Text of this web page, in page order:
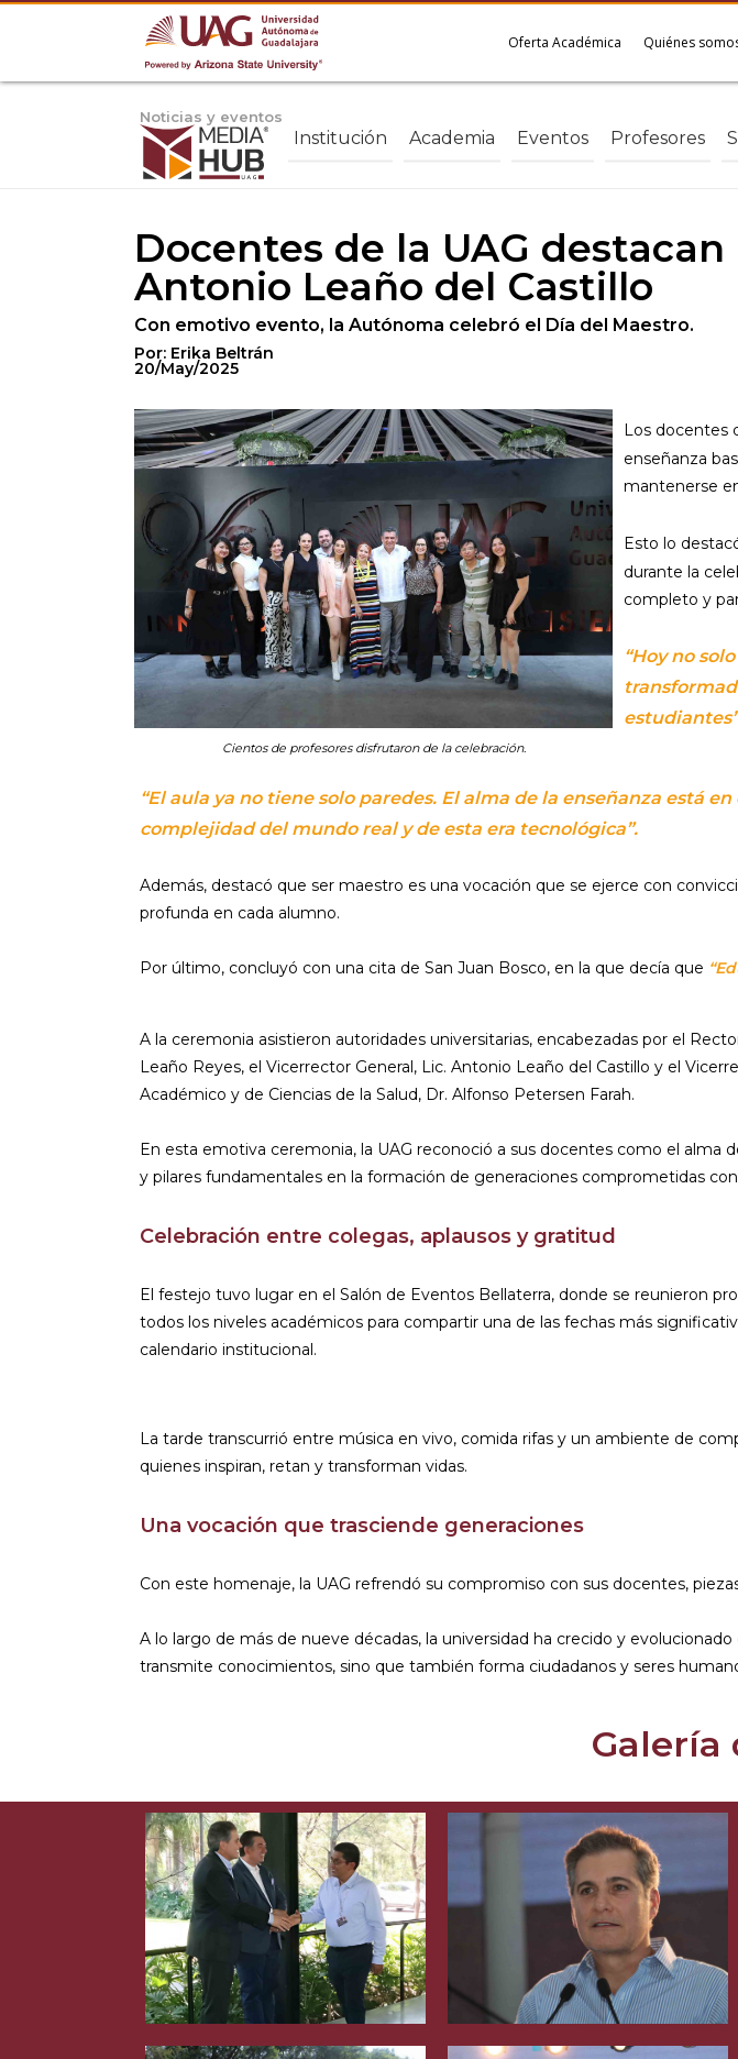
Oferta Académica Quiénes
Noticias y eventos
Institución Academia Eventos Profesores
Docentes de la UAG
Antonio Leaño del Castillo
Con emotivo evento, la Autónoma celebró el Día del Maestro.
Por: Erika Beltrán
20/May/2025
Cientos de profesores disfrutaron de la celebración.
Los docentes
enseñanza
mantenerse
Esto lo
durante la
completo y
“Hoy no
estudiantes”
“El aula ya no tiene solo paredes. El alma de la enseñanza está
complejidad del mundo real y de esta era tecnológica”.
Además, destacó que ser maestro es una vocación que se ejerce con
profunda en cada alumno.
Por último, concluyó con una cita de San Juan Bosco, en la que decía que
A la ceremonia asistieron autoridades universitarias, encabezadas por el
Leaño Reyes, el Vicerrector General, Lic. Antonio Leaño del Castillo y el
Académico y de Ciencias de la Salud, Dr. Alfonso Petersen Farah.
En esta emotiva ceremonia, la UAG reconoció a sus docentes como el alma
y pilares fundamentales en la formación de generaciones comprometidas con
Celebración entre colegas, aplausos y gratitud
El festejo tuvo lugar en el Salón de Eventos Bellaterra, donde se reunieron
todos los niveles académicos para compartir una de las fechas más
calendario institucional.
La tarde transcurrió entre música en vivo, comida rifas y un ambiente de
quienes inspiran, retan y transforman vidas.
Una vocación que trasciende generaciones
Con este homenaje, la UAG refrendó su compromiso con sus docentes,
A lo largo de más de nueve décadas, la universidad ha crecido y
transmite conocimientos, sino que también forma ciudadanos y seres
Galería